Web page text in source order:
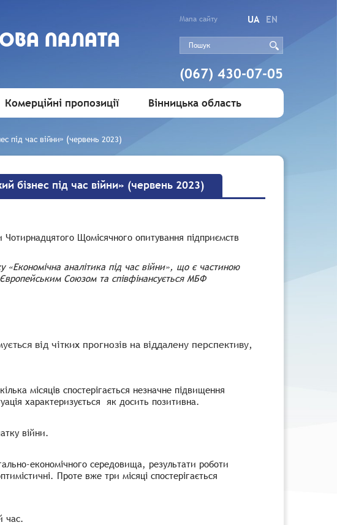
ПАЛАТА
Мапа сайту UA EN
(067) 430-07-05
Комерційні пропозиції Вінницька область
під час війни» (червень 2023)
бізнес під час війни» (червень 2023)
Чотирнадцятого Щомісячного опитування підприємств
«Економічна аналітика під час війни», що є частиною
Союзом та співфінансується МБФ
від чітких прогнозів на віддалену перспективу,
місяців спостерігається незначне підвищення
характеризується як досить позитивна.
війни.
економічного середовища, результати роботи
Проте вже три місяці спостерігається
час.